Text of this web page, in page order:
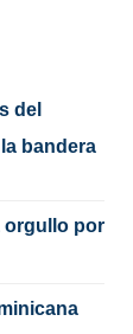
del
bandera
orgullo por